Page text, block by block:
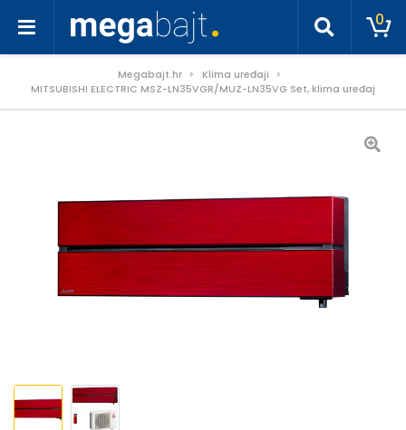
0
Megabajt.hr
Klima uređaji
MITSUBISHI ELECTRIC MSZ-LN35VGR/MUZ-LN35VG Set, klima uređaj